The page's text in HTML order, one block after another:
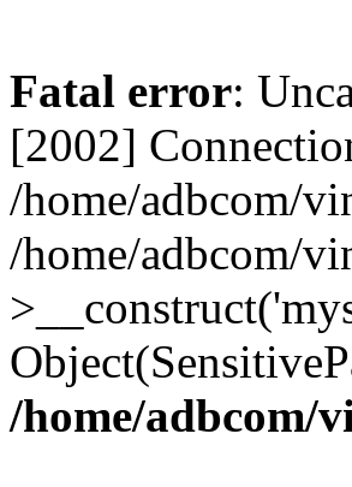
Fatal error:
[2002]
/home/adbcom/
/home/adbcom/
/home/adbcom/